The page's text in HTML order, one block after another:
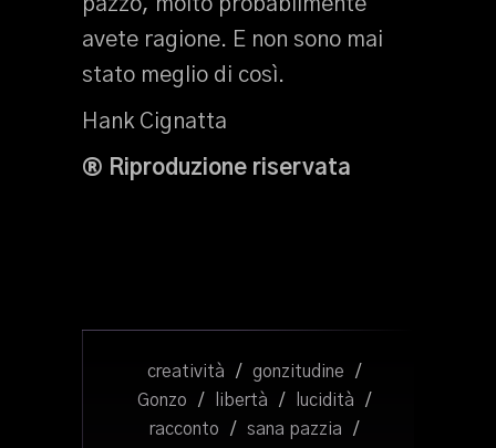
pazzo, molto probabilmente
avete ragione. E non sono mai
stato meglio di così.
Hank Cignatta
® Riproduzione riservata
creatività / gonzitudine
/
Gonzo
/ libertà / lucidità
/
racconto
/ sana pazzia
/